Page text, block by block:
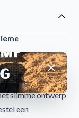
trainer,
in zowel thuis-
slimme ontwerp
een
Afwijzen